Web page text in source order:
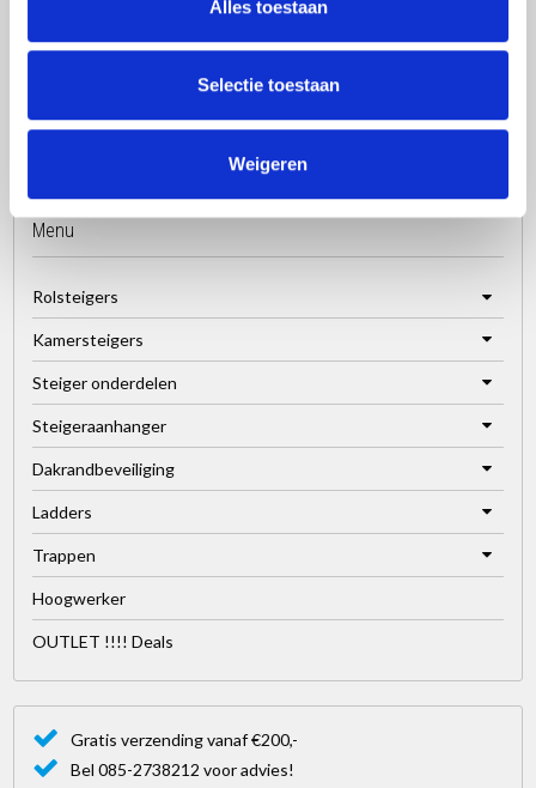
Alles toestaan
Selectie toestaan
Weigeren
Menu
Rolsteigers
Kamersteigers
Steiger onderdelen
Steigeraanhanger
Dakrandbeveiliging
Ladders
Trappen
Hoogwerker
OUTLET !!!! Deals
Gratis verzending vanaf €200,-
Bel 085-2738212 voor advies!